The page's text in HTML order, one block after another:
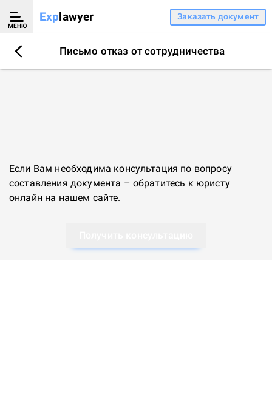
МЕНЮ
Explawyer Заказать документ
Письмо отказ от сотрудничества
Если Вам необходима консультация по вопросу
составления документа – обратитесь к юристу
онлайн на нашем сайте.